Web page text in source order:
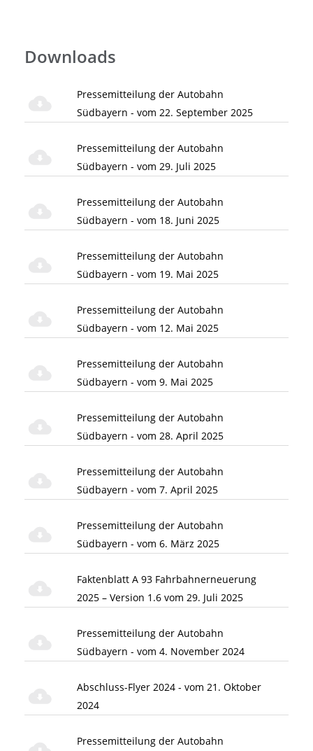
Downloads
Pressemitteilung der Autobahn
Südbayern - vom 22. September 2025
Pressemitteilung der Autobahn
Südbayern - vom 29. Juli 2025
Pressemitteilung der Autobahn
Südbayern - vom 18. Juni 2025
Pressemitteilung der Autobahn
Südbayern - vom 19. Mai 2025
Pressemitteilung der Autobahn
Südbayern - vom 12. Mai 2025
Pressemitteilung der Autobahn
Südbayern - vom 9. Mai 2025
Pressemitteilung der Autobahn
Südbayern - vom 28. April 2025
Pressemitteilung der Autobahn
Südbayern - vom 7. April 2025
Pressemitteilung der Autobahn
Südbayern - vom 6. März 2025
Faktenblatt A 93 Fahrbahnerneuerung
2025 – Version 1.6 vom 29. Juli 2025
Pressemitteilung der Autobahn
Südbayern - vom 4. November 2024
Abschluss-Flyer 2024 - vom 21. Oktober
2024
Pressemitteilung der Autobahn